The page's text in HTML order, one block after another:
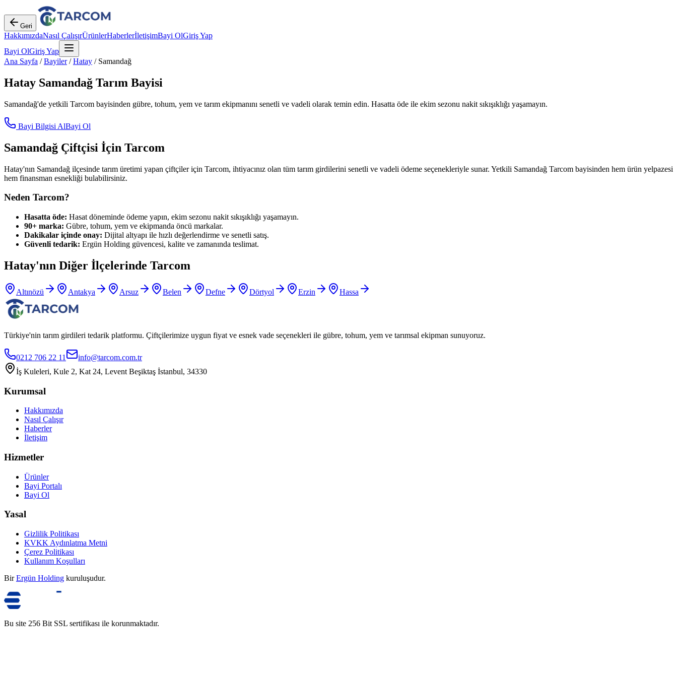
Geri
HakkımızdaNasıl ÇalışırÜrünlerHaberlerİletişimBayi OlGiriş Yap
Bayi OlGiriş Yap
Ana Sayfa /Bayiler/Hatay / Samandağ
Hatay Samandağ Tarım Bayisi
Samandağ'de yetkili Tarcom bayisinden gübre, tohum, yem ve tarım ekipmanını senetli ve vadeli olarak temin edin. Hasatta öde ile ekim sezonu nakit sıkışıklığı yaşamayın.
Bayi Bilgisi AlBayi Ol
Samandağ Çiftçisi İçin Tarcom
Hatay'nın Samandağ ilçesinde tarım üretimi yapan çiftçiler için Tarcom, ihtiyacınız olan tüm tarım girdilerini senetli ve vadeli ödeme seçenekleriyle sunar. Yetkili Samandağ Tarcom bayisinden hem ürün yelpazesi
hem finansman esnekliği bulabilirsiniz.
Neden Tarcom?
Hasatta öde: Hasat döneminde ödeme yapın, ekim sezonu nakit sıkışıklığı yaşamayın.
90+ marka: Gübre, tohum, yem ve ekipmanda öncü markalar.
Dakikalar içinde onay: Dijital altyapı ile hızlı değerlendirme ve senetli satış.
Güvenli tedarik: Ergün Holding güvencesi, kalite ve zamanında teslimat.
Hatay'nın Diğer İlçelerinde Tarcom
Altınözü Antakya Arsuz Belen Defne Dörtyol Erzin Hassa
Türkiye'nin tarım girdileri tedarik platformu. Çiftçilerimize uygun fiyat ve esnek vade seçenekleri ile gübre, tohum, yem ve tarımsal ekipman sunuyoruz.
0212 706 22 11
info@tarcom.com.tr
İş Kuleleri, Kule 2, Kat 24, Levent Beşiktaş İstanbul, 34330
Kurumsal
Hakkımızda
Nasıl Çalışır
Haberler
İletişim
Hizmetler
Ürünler
Bayi Portalı
Bayi Ol
Yasal
Gizlilik Politikası
KVKK Aydınlatma Metni
Çerez Politikası
Kullanım Koşulları
Bir Ergün Holding kuruluşudur.
Bu site 256 Bit SSL sertifikası ile korunmaktadır.